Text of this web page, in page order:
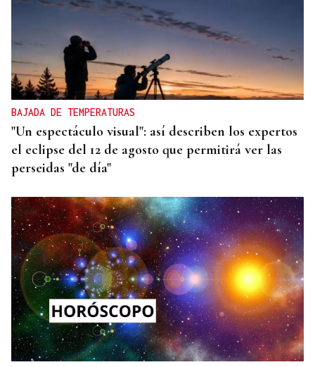
BAJADA DE TEMPERATURAS
"Un espectáculo visual": así describen los expertos
el eclipse del 12 de agosto que permitirá ver las
perseidas "de día"